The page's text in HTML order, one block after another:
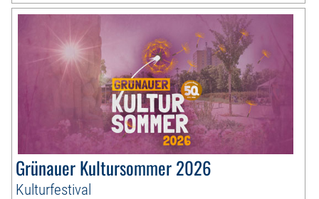
Grünauer Kultursommer 2026
Kulturfestival